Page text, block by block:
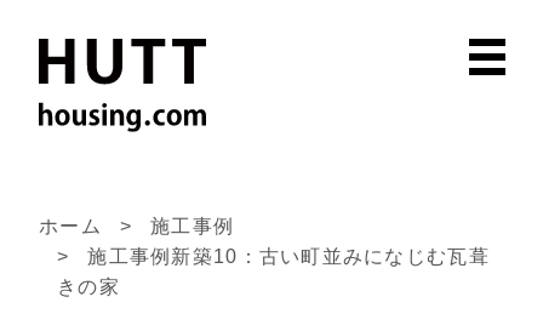
ホーム
施工事例
施工事例新築10：古い町並みになじむ瓦葺
きの家